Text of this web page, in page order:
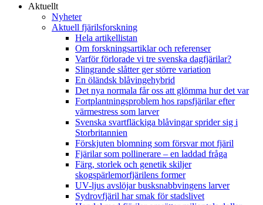
Aktuellt
Nyheter
Aktuell fjärilsforskning
Hela artikellistan
Om forskningsartiklar och referenser
Varför förlorade vi tre svenska dagfjärilar?
Slingrande slåtter ger större variation
En öländsk blåvingehybrid
Det nya normala får oss att glömma hur det var
Fortplantningsproblem hos rapsfjärilar efter
värmestress som larver
Svenska svartfläckiga blåvingar sprider sig i
Storbritannien
Förskjuten blomning som försvar mot fjäril
Fjärilar som pollinerare – en laddad fråga
Färg, storlek och genetik skiljer
skogspärlemorfjärilens former
UV-ljus avslöjar busksnabbvingens larver
Sydrovfjäril har smak för stadslivet